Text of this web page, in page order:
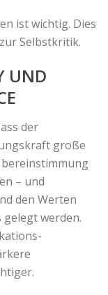
ist wichtig. Dies
Selbstkritik.
UND
der
große
– und
den Werten
werden.